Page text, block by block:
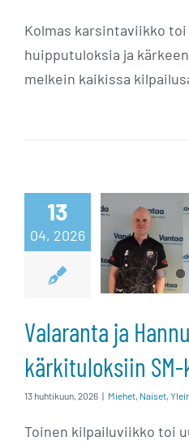
Kolmas karsintaviikko toi
huipputuloksia ja
melkein kaikissa
13
04, 2026
SM-
Valaranta ja
kärkituloksiin
13 huhtikuun, 2026 | Miehet, Naiset,
Toinen kilpailuviikko toi